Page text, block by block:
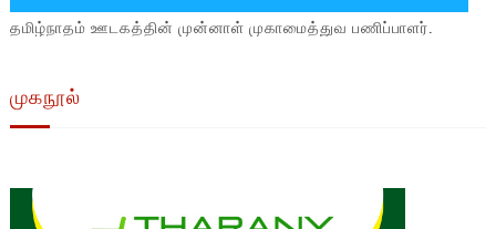
தமிழ்நாதம் ஊடகத்தின் முன்னாள் முகாமைத்துவ பணிப்பாளர்.
முகநூல்